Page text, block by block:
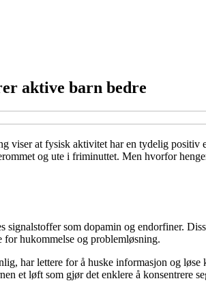
aktive barn bedre
viser at fysisk aktivitet har en tydelig
og ute i friminuttet. Men hvorfor
som dopamin og endorfiner.
hukommelse og problemløsning.
har lettere for å huske informasjon og
et løft som gjør det enklere å konsentrere